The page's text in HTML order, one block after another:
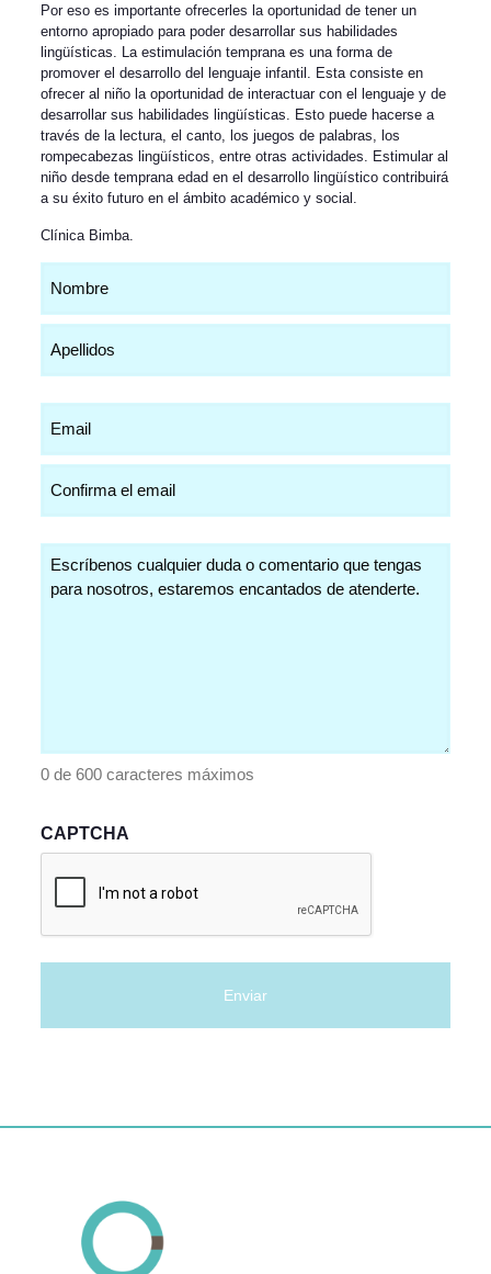
Por eso es importante ofrecerles la oportunidad de tener un
entorno apropiado para poder desarrollar sus habilidades
lingüísticas. La estimulación temprana es una forma de
promover el desarrollo del lenguaje infantil. Esta consiste en
ofrecer al niño la oportunidad de interactuar con el lenguaje y de
desarrollar sus habilidades lingüísticas. Esto puede hacerse a
través de la lectura, el canto, los juegos de palabras, los
rompecabezas lingüísticos, entre otras actividades. Estimular al
niño desde temprana edad en el desarrollo lingüístico contribuirá
a su éxito futuro en el ámbito académico y social.
Clínica Bimba.
(Obligatorio)
(Obligatorio)
(Obligatorio)
0 de 600 caracteres máximos
CAPTCHA